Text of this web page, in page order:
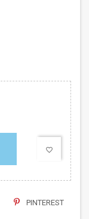
favorite_border
PINTEREST